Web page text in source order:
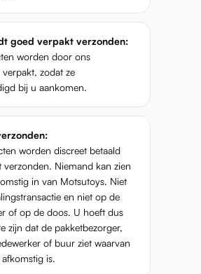
goed verpakt verzonden:
worden door ons
zodat ze
bij u aankomen.
worden discreet betaald
verzonden. Niemand kan zien
in van Motsutoys. Niet
en niet op de
of op de doos. U hoeft dus
zijn dat de pakketbezorger,
of buur ziet waarvan
is.